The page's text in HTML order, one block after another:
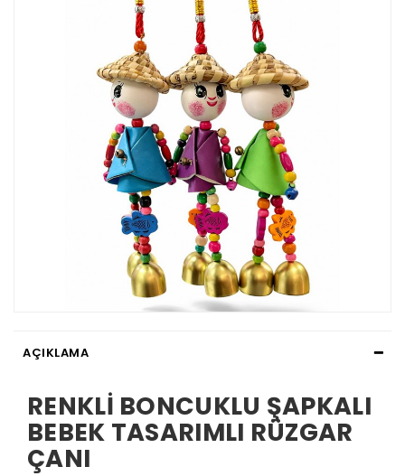
AÇIKLAMA
RENKLİ BONCUKLU ŞAPKALI
BEBEK TASARIMLI RÜZGAR
ÇANI